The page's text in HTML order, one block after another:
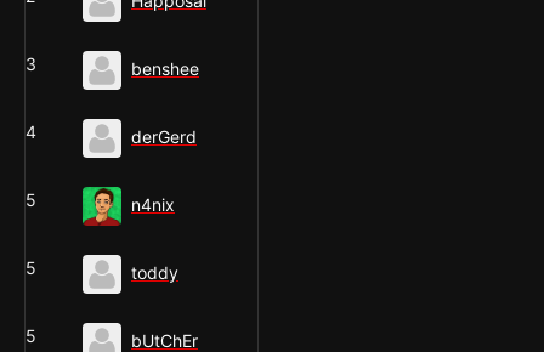
3 benshee
4 derGerd
5 n4nix
5 toddy
5 bUtChEr